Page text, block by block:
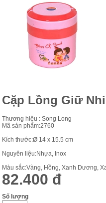
Cặp Lồng Giữ
Thương hiệu : Song Long
Mã sản phẩm:2760
Kích thước:Ø 14 x 15.5 cm
Nguyên liệu:Nhựa, Inox
Màu sắc:Vàng, Hồng, Xanh Dương,
82.400 đ
Số lượng